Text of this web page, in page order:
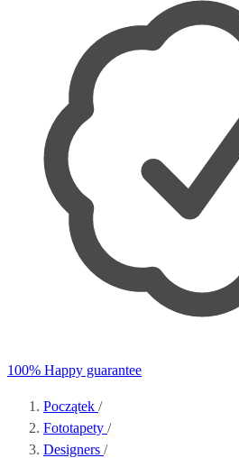
100% Happy guarantee
Początek /
Fototapety /
Designers /